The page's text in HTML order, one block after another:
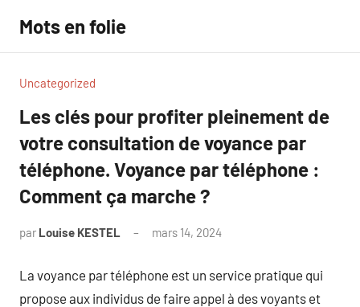
contenu
Mots en folie
Uncategorized
Les clés pour profiter pleinement de
votre consultation de voyance par
téléphone. Voyance par téléphone :
Comment ça marche ?
par Louise KESTEL mars 14, 2024
La voyance par téléphone est un service pratique qui
propose aux individus de faire appel à des voyants et